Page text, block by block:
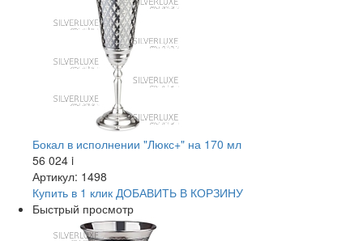
Бокал в исполнении "Люкс+" на 170 мл
56 024 i
Артикул: 1498
Купить в 1 клик ДОБАВИТЬ В КОРЗИНУ
Быстрый просмотр